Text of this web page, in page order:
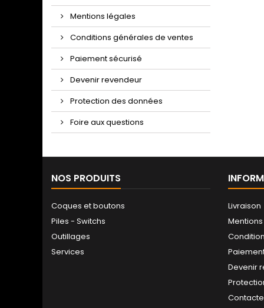
Mentions légales
Conditions générales de ventes
Paiement sécurisé
Devenir revendeur
Protection des données
Foire aux questions
NOS PRODUITS
Coques et boutons
Piles - Switchs
Outillages
Services
Livraison
Devenir